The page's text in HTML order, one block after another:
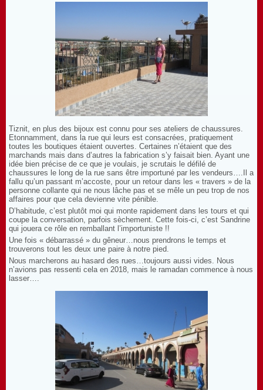
Tiznit, en plus des bijoux est connu pour ses ateliers de chaussures.
Etonnamment, dans la rue qui leurs est consacrées, pratiquement
toutes les boutiques étaient ouvertes. Certaines n’étaient que des
marchands mais dans d’autres la fabrication s’y faisait bien. Ayant une
idée bien précise de ce que je voulais, je scrutais le défilé de
chaussures le long de la rue sans être importuné par les vendeurs….Il a
fallu qu’un passant m’accoste, pour un retour dans les « travers » de la
personne collante qui ne nous lâche pas et se mêle un peu trop de nos
affaires pour que cela devienne vite pénible.
D’habitude, c’est plutôt moi qui monte rapidement dans les tours et qui
coupe la conversation, parfois sèchement. Cette fois-ci, c’est Sandrine
qui jouera ce rôle en remballant l’importuniste !!
Une fois « débarrassé » du gêneur…nous prendrons le temps et
trouverons tout les deux une paire à notre pied.
Nous marcherons au hasard des rues…toujours aussi vides. Nous
n’avions pas ressenti cela en 2018, mais le ramadan commence à nous
lasser….